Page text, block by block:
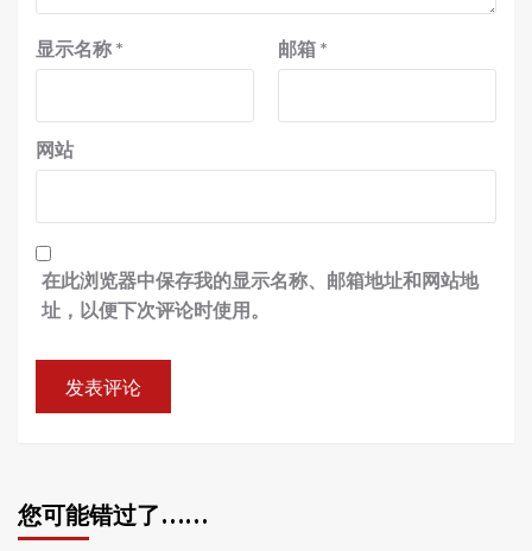
显示名称 * 邮箱 *
网站
在此浏览器中保存我的显示名称、邮箱地址和网站地
址，以便下次评论时使用。
您可能错过了……